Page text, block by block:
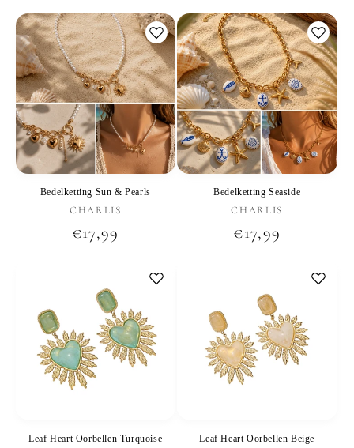
Bedelketting Sun & Pearls
Verkoper:
CHARLIS
Normale
€17,99
Bedelketting Seaside
Verkoper:
CHARLIS
Normale
€17,99
Leaf Heart Oorbellen Turquoise Leaf Heart Oorbellen Beige